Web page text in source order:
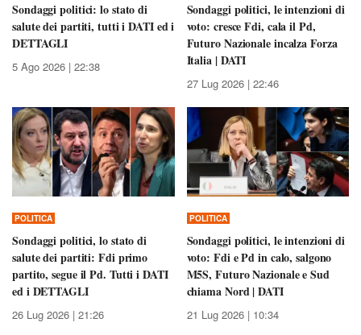
Sondaggi politici: lo stato di
salute dei partiti, tutti i DATI ed i
DETTAGLI
5 Ago 2026 | 22:38
Sondaggi politici, le intenzioni di
voto: cresce Fdi, cala il Pd,
Futuro Nazionale incalza Forza
Italia | DATI
27 Lug 2026 | 22:46
POLITICA
Sondaggi politici, lo stato di
salute dei partiti: Fdi primo
partito, segue il Pd. Tutti i DATI
ed i DETTAGLI
26 Lug 2026 | 21:26
POLITICA
Sondaggi politici, le intenzioni di
voto: Fdi e Pd in calo, salgono
M5S, Futuro Nazionale e Sud
chiama Nord | DATI
21 Lug 2026 | 10:34